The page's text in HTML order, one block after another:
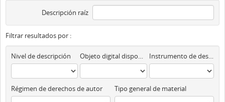
Descripción raíz
Filtrar resultados por :
Nivel de descripción Objeto digital disponibles Instrumento de descripción
Régimen de derechos de autor Tipo general de material